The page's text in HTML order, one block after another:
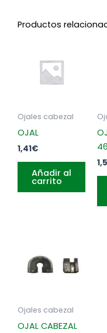
BATTE
Productos
Ojales cabezal
OJAL
1,41€
Añadir al
carrito
Ojales cabezal
OJAL CABEZAL